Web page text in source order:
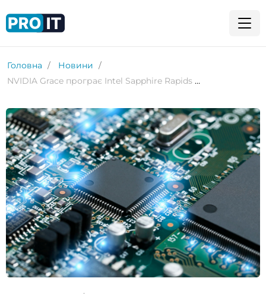
Головна
Новини
NVIDIA Grace програє Intel Sapphire Rapids у перших тестах HPC